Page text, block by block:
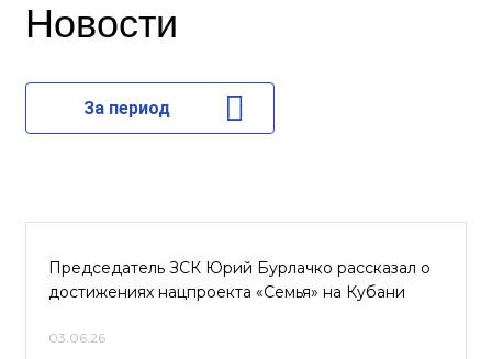
Новости
За период
Председатель ЗСК Юрий Бурлачко рассказал о
достижениях нацпроекта «Семья» на Кубани
03.06.26